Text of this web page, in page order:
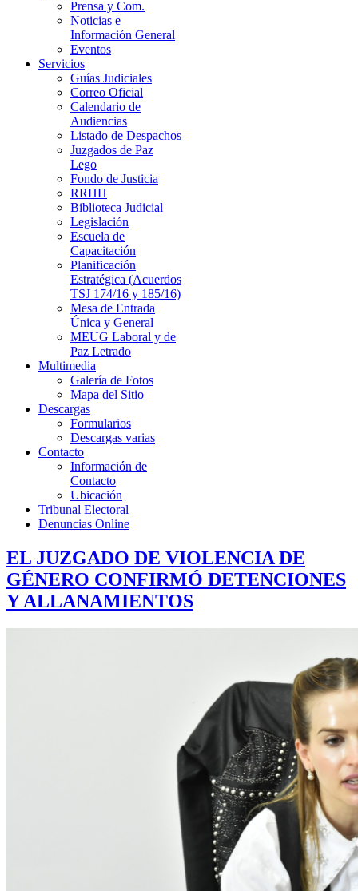
Prensa y Com.
Noticias e
Información General
Eventos
Servicios
Guías Judiciales
Correo Oficial
Calendario de
Audiencias
Listado de Despachos
Juzgados de Paz
Lego
Fondo de Justicia
RRHH
Biblioteca Judicial
Legislación
Escuela de
Capacitación
Planificación
Estratégica (Acuerdos
TSJ 174/16 y 185/16)
Mesa de Entrada
Única y General
MEUG Laboral y de
Paz Letrado
Multimedia
Galería de Fotos
Mapa del Sitio
Descargas
Formularios
Descargas varias
Contacto
Información de
Contacto
Ubicación
Tribunal Electoral
Denuncias Online
EL JUZGADO DE VIOLENCIA DE
GÉNERO CONFIRMÓ DETENCIONES
Y ALLANAMIENTOS